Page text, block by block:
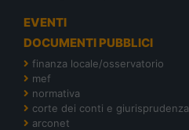
EVENTI
DOCUMENTI PUBBLICI
finanza locale/osservatorio
mef
normativa
corte dei conti e giurisprudenza
arconet